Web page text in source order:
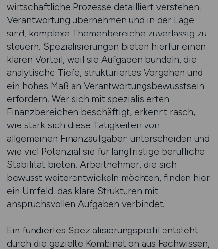
wirtschaftliche Prozesse detailliert verstehen,
Verantwortung übernehmen und in der Lage
sind, komplexe Themenbereiche zuverlässig zu
steuern. Spezialisierungen bieten hierfür einen
klaren Vorteil, weil sie Aufgaben bündeln, die
analytische Tiefe, strukturiertes Vorgehen und
ein hohes Maß an Verantwortungsbewusstsein
erfordern. Wer sich mit spezialisierten
Finanzbereichen beschäftigt, erkennt rasch,
wie stark sich diese Tätigkeiten von
allgemeinen Finanzaufgaben unterscheiden und
wie viel Potenzial sie für langfristige berufliche
Stabilität bieten. Arbeitnehmer, die sich
bewusst weiterentwickeln möchten, finden hier
ein Umfeld, das klare Strukturen mit
anspruchsvollen Aufgaben verbindet.
Ein fundiertes Spezialisierungsprofil entsteht
durch die gezielte Kombination aus Fachwissen,